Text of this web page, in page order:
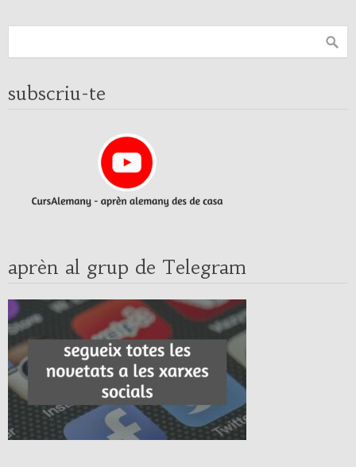
subscriu-te
aprèn al grup de Telegram